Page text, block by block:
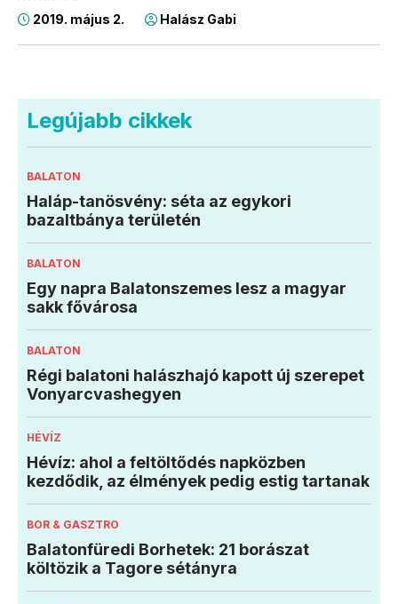
2019. május 2. Halász Gabi
Legújabb cikkek
BALATON
Haláp-tanösvény: séta az egykori
bazaltbánya területén
BALATON
Egy napra Balatonszemes lesz a magyar
sakk fővárosa
BALATON
Régi balatoni halászhajó kapott új szerepet
Vonyarcvashegyen
HÉVÍZ
Hévíz: ahol a feltöltődés napközben
kezdődik, az élmények pedig estig tartanak
BOR & GASZTRO
Balatonfüredi Borhetek: 21 borászat
költözik a Tagore sétányra